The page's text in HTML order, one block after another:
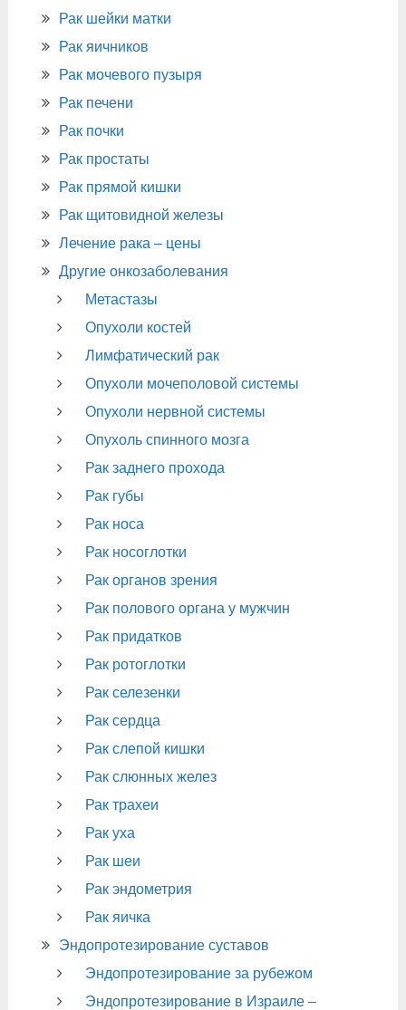
Рак шейки матки
Рак яичников
Рак мочевого пузыря
Рак печени
Рак почки
Рак простаты
Рак прямой кишки
Рак щитовидной железы
Лечение рака – цены
Другие онкозаболевания
Метастазы
Опухоли костей
Лимфатический рак
Опухоли мочеполовой системы
Опухоли нервной системы
Опухоль спинного мозга
Рак заднего прохода
Рак губы
Рак носа
Рак носоглотки
Рак органов зрения
Рак полового органа у мужчин
Рак придатков
Рак ротоглотки
Рак селезенки
Рак сердца
Рак слепой кишки
Рак слюнных желез
Рак трахеи
Рак уха
Рак шеи
Рак эндометрия
Рак яичка
Эндопротезирование суставов
Эндопротезирование за рубежом
Эндопротезирование в Израиле –